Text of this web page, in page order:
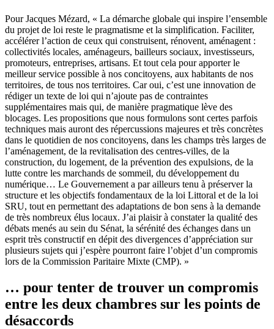
Pour Jacques Mézard, « La démarche globale qui inspire l’ensemble
du projet de loi reste le pragmatisme et la simplification. Faciliter,
accélérer l’action de ceux qui construisent, rénovent, aménagent :
collectivités locales, aménageurs, bailleurs sociaux, investisseurs,
promoteurs, entreprises, artisans. Et tout cela pour apporter le
meilleur service possible à nos concitoyens, aux habitants de nos
territoires, de tous nos territoires. Car oui, c’est une innovation de
rédiger un texte de loi qui n’ajoute pas de contraintes
supplémentaires mais qui, de manière pragmatique lève des
blocages. Les propositions que nous formulons sont certes parfois
techniques mais auront des répercussions majeures et très concrètes
dans le quotidien de nos concitoyens, dans les champs très larges de
l’aménagement, de la revitalisation des centres-villes, de la
construction, du logement, de la prévention des expulsions, de la
lutte contre les marchands de sommeil, du développement du
numérique… Le Gouvernement a par ailleurs tenu à préserver la
structure et les objectifs fondamentaux de la loi Littoral et de la loi
SRU, tout en permettant des adaptations de bon sens à la demande
de très nombreux élus locaux. J’ai plaisir à constater la qualité des
débats menés au sein du Sénat, la sérénité des échanges dans un
esprit très constructif en dépit des divergences d’appréciation sur
plusieurs sujets qui j’espère pourront faire l’objet d’un compromis
lors de la Commission Paritaire Mixte (CMP). »
… pour tenter de trouver un compromis
entre les deux chambres sur les points de
désaccords